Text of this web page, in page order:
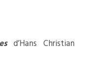
d’Hans Christian